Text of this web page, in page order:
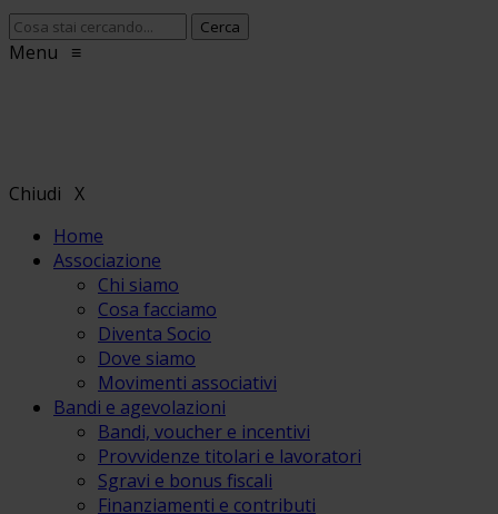
Menu ≡
Chiudi X
Home
Associazione
Chi siamo
Cosa facciamo
Diventa Socio
Dove siamo
Movimenti associativi
Bandi e agevolazioni
Bandi, voucher e incentivi
Provvidenze titolari e lavoratori
Sgravi e bonus fiscali
Finanziamenti e contributi